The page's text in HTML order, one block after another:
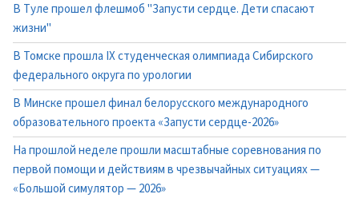
В Туле прошел флешмоб "Запусти сердце. Дети спасают
жизни"
В Томске прошла IX студенческая олимпиада Сибирского
федерального округа по урологии
В Минске прошел финал белорусского международного
образовательного проекта «Запусти сердце-2026»
На прошлой неделе прошли масштабные соревнования по
первой помощи и действиям в чрезвычайных ситуациях —
«Большой симулятор — 2026»